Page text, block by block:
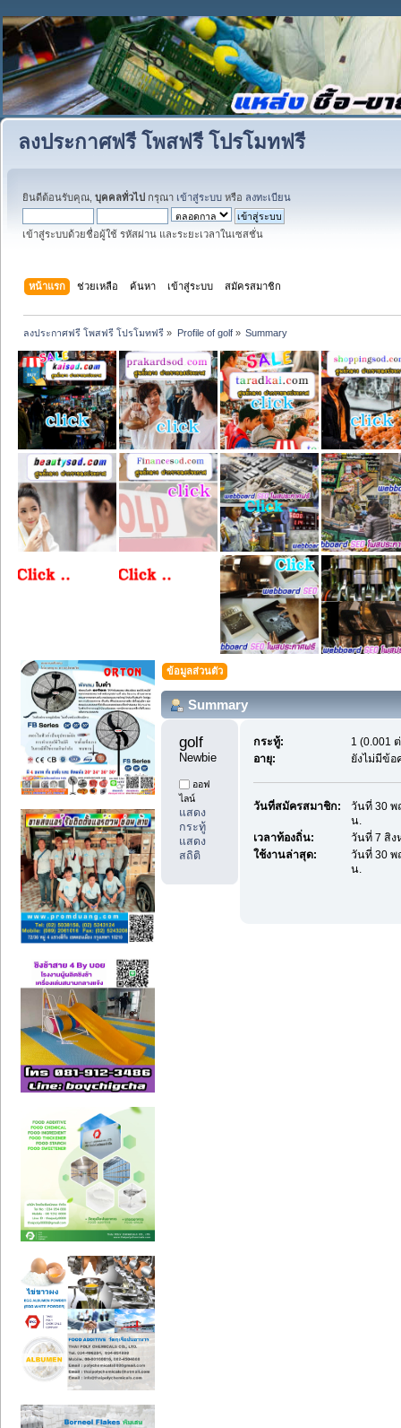
ลงประกาศฟรี โพสฟรี โปรโมทฟรี
ยินดีต้อนรับคุณ, บุคคลทั่วไป กรุณา เข้าสู่ระบบ หรือ ลงทะเบียน
เข้าสู่ระบบด้วยชื่อผู้ใช้ รหัสผ่าน และระยะเวลาในเซสชั่น
หน้าแรก ช่วยเหลือ ค้นหา เข้าสู่ระบบ สมัครสมาชิก
ลงประกาศฟรี โพสฟรี โปรโมทฟรี » Profile of golf» Summary
ข้อมูลส่วนตัว
Summary
golf
Newbie
ออฟ
ไลน์
แสดง
กระทู้
แสดง
สถิติ
กระทู้:
1 (0.001
อายุ:
ยังไม่มีข้อ
วันที่สมัครสมาชิก:
วันที่ 30 พ
น.
เวลาท้องถิ่น:
วันที่ 7 สิง
ใช้งานล่าสุด:
วันที่ 30 พ
น.